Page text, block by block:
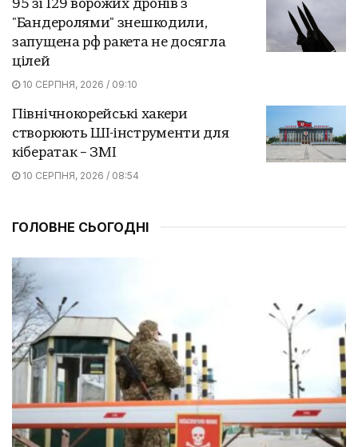
95 зі 129 ворожих дронів з
"Бандеролями" знешкодили,
запущена рф ракета не досягла
цілей
10 СЕРПНЯ, 2026 / 09:10
Північнокорейські хакери
створюють ШІ-інструменти для
кібератак – ЗМІ
10 СЕРПНЯ, 2026 / 08:54
ГОЛОВНЕ СЬОГОДНІ